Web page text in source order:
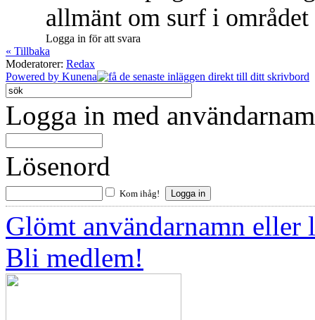
allmänt om surf i
Logga in för att svara
« Tillbaka
Moderatorer: Redax
Powered by Kunena
Logga in med
Lösenord
Kom ihåg!
Glömt användarnamn eller
Bli medlem!